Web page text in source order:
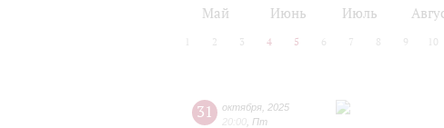
Май Июнь Июль
2 3 4 5 6 7 8 9 10
31 октября 2025
20:00 Пт